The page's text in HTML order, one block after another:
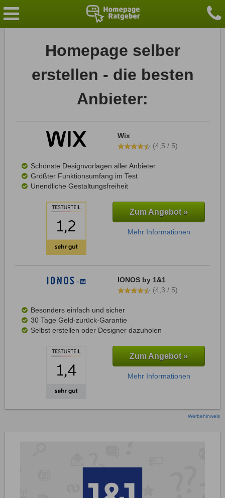
Homepage selber
erstellen - die besten
Anbieter:
Wix
(4,5 / 5)
Schönste Designvorlagen aller Anbieter
Größter Funktionsumfang im Test
Unendliche Gestaltungsfreiheit
Zum Angebot »
Mehr Informationen
IONOS by 1&1
(4,3 / 5)
Besonders einfach und sicher
30 Tage Geld-zurück-Garantie
Selbst erstellen oder Designer dazuholen
Zum Angebot »
Mehr Informationen
Werbehinweis